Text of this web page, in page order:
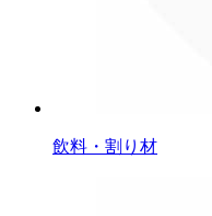
飲料・割り材